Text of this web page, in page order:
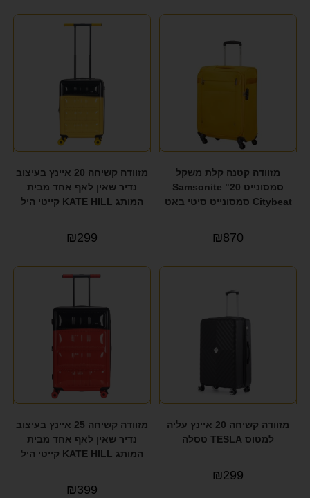
מזוודה קטנה קלת משקל
סמסונייט 20" Samsonite
Citybeat סמסונייט סיטי באט
₪870
מזוודה קשיחה 20 איינץ בעיצוב
נדיר שאין לאף אחד מבית
המותג KATE HILL קייטי היל
₪299
מזוודה קשיחה 20 איינץ עליה
למטוס TESLA טסלה
₪299
מזוודה קשיחה 25 איינץ בעיצוב
נדיר שאין לאף אחד מבית
המותג KATE HILL קייטי היל
₪399